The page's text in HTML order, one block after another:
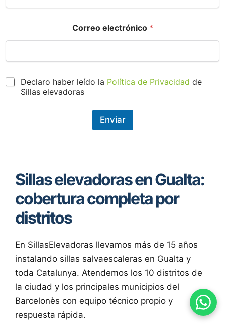
Correo electrónico *
P
Declaro haber leído la Política de Privacidad de
Sillas elevadoras
Enviar
Sillas elevadoras en Gualta:
cobertura completa por
distritos
En SillasElevadoras llevamos más de 15 años
instalando sillas salvaescaleras en Gualta y
toda Catalunya. Atendemos los 10 distritos de
la ciudad y los principales municipios del
Barcelonès con equipo técnico propio y
respuesta rápida.